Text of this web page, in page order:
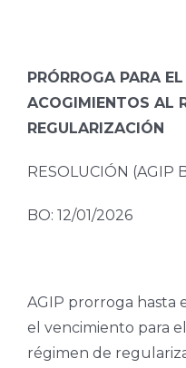
PRÓRROGA PARA
ACOGIMIENTOS AL
REGULARIZACIÓN
RESOLUCIÓN (AGIP
BO: 12/01/2026
AGIP prorroga hasta
el vencimiento para
régimen de